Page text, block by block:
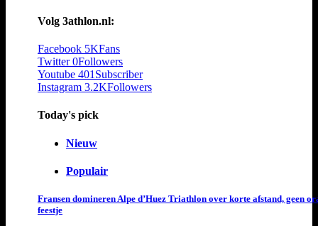
Volg 3athlon.nl:
Facebook 5KFans
Twitter 0Followers
Youtube 401 Subscriber
Instagram 3.2KFollowers
Today's pick
Nieuw
Populair
Fransen domineren Alpe d’Huez Triathlon over korte afstand, geen
feestje